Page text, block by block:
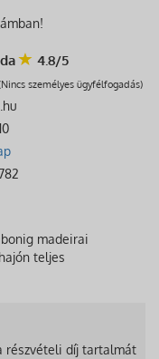
4.8/5
személyes ügyfélfogadás)
madeirai
teljes
részvételi díj tartalmát